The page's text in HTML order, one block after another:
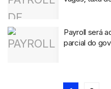
Payroll será
parcial do